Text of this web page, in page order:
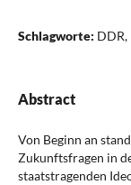
Schlagworte:
Abstract
Von Beginn an
Zukunftsfragen in
staatstragenden